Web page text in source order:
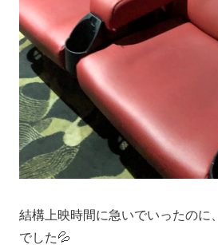
結構上映時間に急いでいったのに
でした💦